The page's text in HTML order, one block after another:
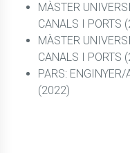
MÀSTER
CANALS I PORTS
MÀSTER
CANALS I PORTS
PARS:
(2022)